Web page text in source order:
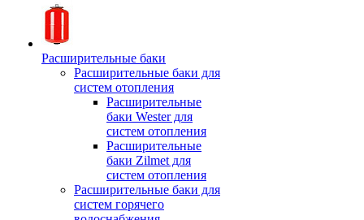
Расширительные баки
Расширительные баки для
систем отопления
Расширительные
баки Wester для
систем отопления
Расширительные
баки Zilmet для
систем отопления
Расширительные баки для
систем горячего